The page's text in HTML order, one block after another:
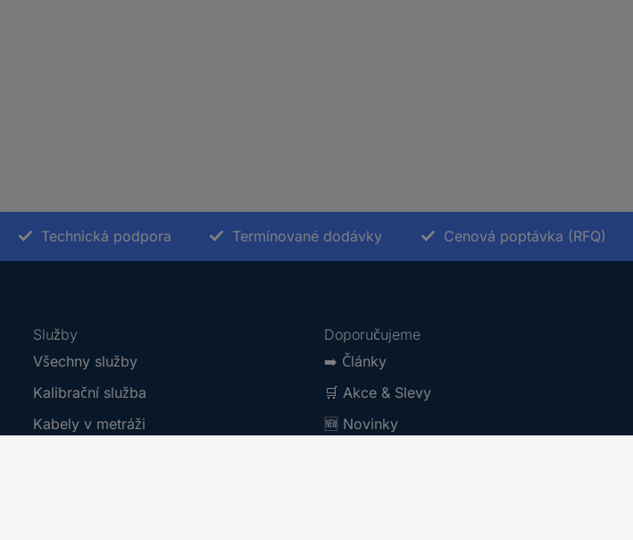
Technická podpora Termínované dodávky Cenová poptávka (RFQ)
Služby
Všechny služby
Kalibrační služba
Kabely v metráži
Doporučujeme
➡️ Články
🛒 Akce & Slevy
🆕 Novinky